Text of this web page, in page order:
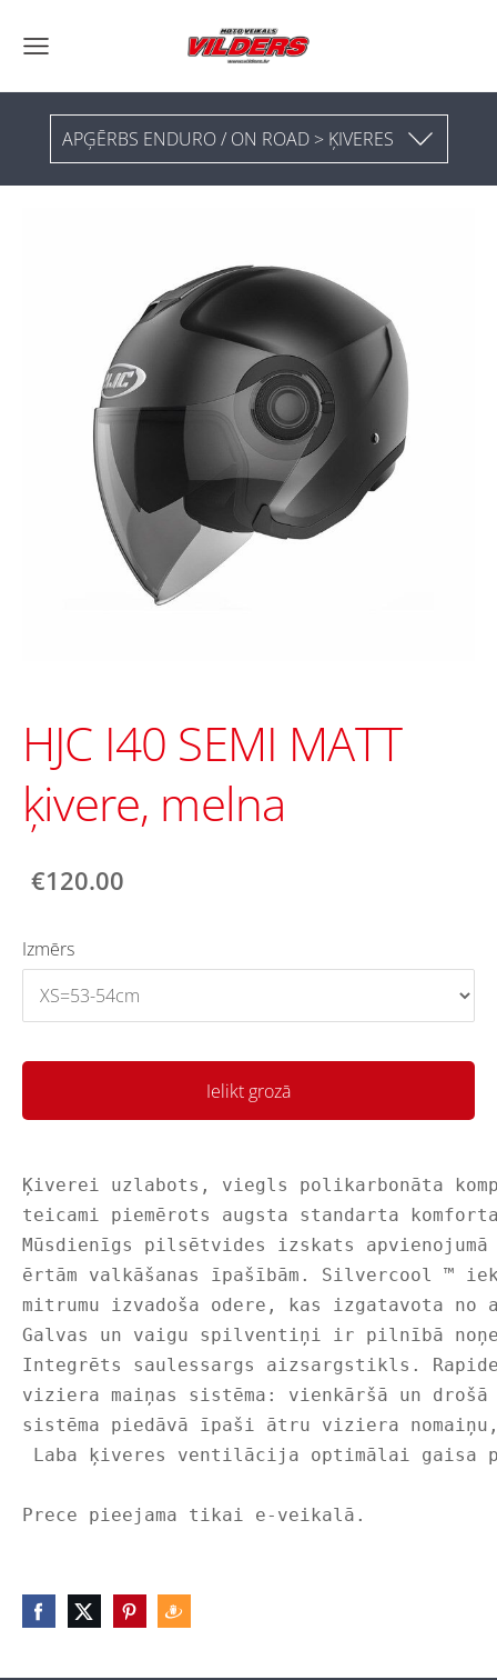
APĢĒRBS ENDURO / ON ROAD > ĶIVERES
HJC I40 SEMI MATT
ķivere, melna
€120.00
Izmērs
Ielikt grozā
Ķiverei uzlabots, viegls polikarbonāta
teicami piemērots augsta standarta
Mūsdienīgs pilsētvides izskats
ērtām valkāšanas īpašībām. Silvercool ™
mitrumu izvadoša odere, kas izgatavota
Galvas un vaigu spilventiņi ir pilnībā
Integrēts saulessargs aizsargstikls.
viziera maiņas sistēma: vienkāršā un
sistēma piedāvā īpaši ātru viziera
Laba ķiveres ventilācija optimālai gaisa
Prece pieejama tikai e-veikalā.